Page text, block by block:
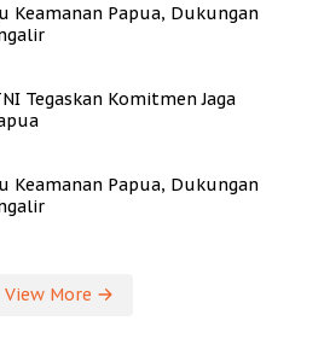
Keamanan Papua, Dukungan
Tegaskan Komitmen Jaga
Keamanan Papua, Dukungan
View More